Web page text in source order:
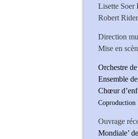
Lisette Soer
Robert Rider
Direction
Mise en
Orchestre
Ensemble
Chœur
Coproduction
Ouvrage
Mondiale’